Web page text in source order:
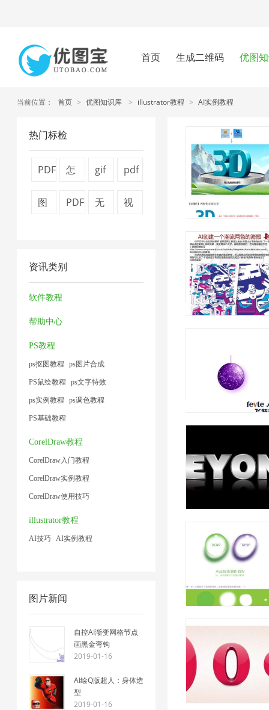
首页 生成二维码 优图
当前位置： 首页 > 优图知识库 > illustrator教程 > AI实例教程
热门标检
PDF
1
怎
图
片
gif
2
pdf
1
图
缩
技
术
1
PDF
压
无
视
资讯类别
软件教程
帮助中心
PS教程
ps抠图教程 ps图片合成
PS鼠绘教程 ps文字特效
ps实例教程 ps调色教程
PS基础教程
CorelDraw教程
CorelDraw入门教程
CorelDraw实例教程
CorelDraw使用技巧
illustrator教程
AI技巧 AI实例教程
图片新闻
自控AI渐变网格节点
画黑金弯钩
2019-01-16
AI绘Q版超人：身体造
型
2019-01-16